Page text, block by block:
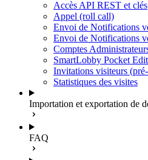
Accès API REST et clés
Appel (roll call)
Envoi de Notifications
Envoi de Notifications
Comptes
SmartLobby Pocket
Invitations visiteurs
Statistiques des visites
Importation et exportation de
FAQ